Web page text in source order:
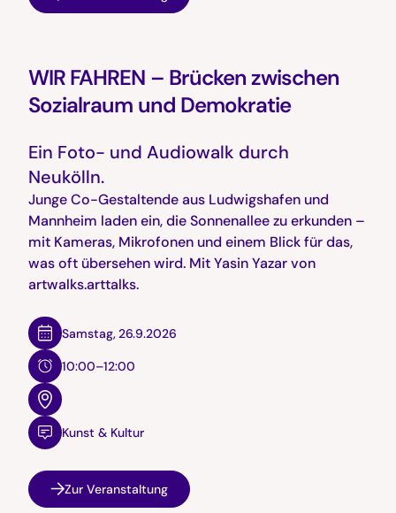
WIR FAHREN – Brücken zwischen
Sozialraum und Demokratie
Ein Foto- und Audiowalk durch
Neukölln.
Junge Co-Gestaltende aus Ludwigshafen und
Mannheim laden ein, die Sonnenallee zu erkunden –
mit Kameras, Mikrofonen und einem Blick für das,
was oft übersehen wird. Mit Yasin Yazar von
artwalks.arttalks.
Samstag, 26.9.2026
10:00–12:00
Kunst & Kultur
Zur Veranstaltung